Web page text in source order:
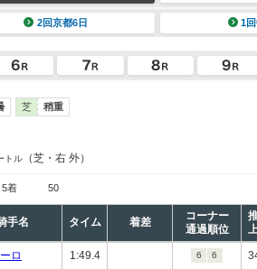
2回京都6日 1
芝 稍重
トル （芝・右 外）
5着 50
手名 タイム 着差
コーナー
通過順位
ロ 1:49.4 6 6